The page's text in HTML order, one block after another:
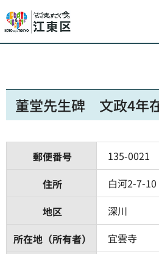
董堂先生碑 文政4年
郵便番号
135-0021
住所
白河2-7-10
地区
深川
所在地（所有者）
宜雲寺